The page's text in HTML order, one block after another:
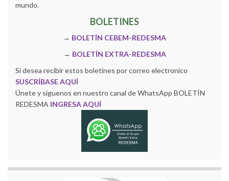
mundo.
BOLETINES
→ BOLETÍN CEBEM-REDESMA
→ BOLETÍN EXTRA-REDESMA
Si desea recibir estos boletines por correo electronico
SUSCRÍBASE AQUÍ
Únete y siguenos en nuestro canal de WhatsApp BOLETÍN
REDESMA INGRESA AQUÍ